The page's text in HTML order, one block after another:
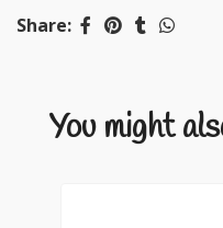
Share:
You might